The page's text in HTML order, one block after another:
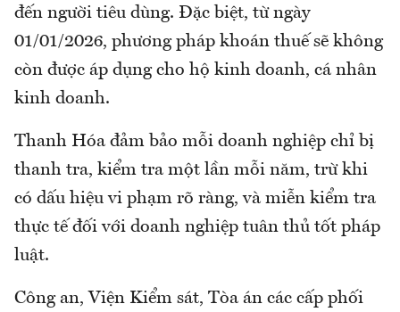
đến người tiêu dùng. Đặc biệt, từ ngày
01/01/2026, phương pháp khoán thuế sẽ không
còn được áp dụng cho hộ kinh doanh, cá nhân
kinh doanh.
Thanh Hóa đảm bảo mỗi doanh nghiệp chỉ bị
thanh tra, kiểm tra một lần mỗi năm, trừ khi
có dấu hiệu vi phạm rõ ràng, và miễn kiểm tra
thực tế đối với doanh nghiệp tuân thủ tốt pháp
luật.
Công an, Viện Kiểm sát, Tòa án các cấp phối